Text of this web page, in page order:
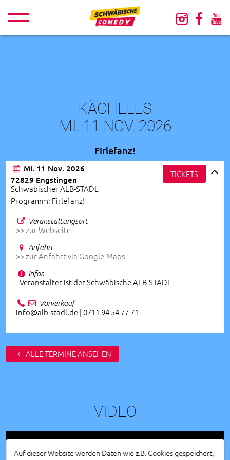
KÄCHELES
MI. 11 NOV. 2026
Firlefanz!
Mi. 11 Nov. 2026
72829 Engstingen
Schwäbischer ALB-STADL
Programm: Firlefanz!
TICKETS
Veranstaltungsort
>> zur Webseite
Anfahrt
>> zur Anfahrt via Google-Maps
Infos
- Veranstalter ist der Schwäbische ALB-STADL
Vorverkauf
info@alb-stadl.de | 0711 94 54 77 71
ALLE TERMINE ANSEHEN
VIDEO
Auf dieser Website werden Daten wie z.B. Cookies gespeichert,